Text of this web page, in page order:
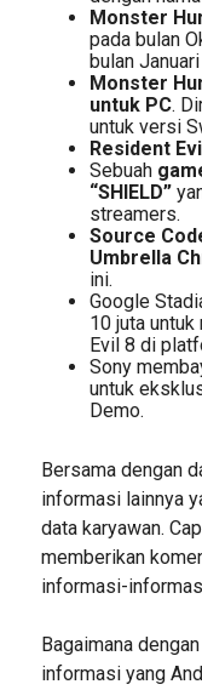
Monster
pada bulan
bulan
Monster
untuk PC.
untuk versi
Resident
Sebuah
“SHIELD”
streamers.
Source
Umbrella
ini.
Google
10 juta
Evil 8 di
Sony
untuk
Demo.
Bersama dengan
informasi lainnya
data karyawan.
memberikan
informasi-
Bagaimana
informasi yang